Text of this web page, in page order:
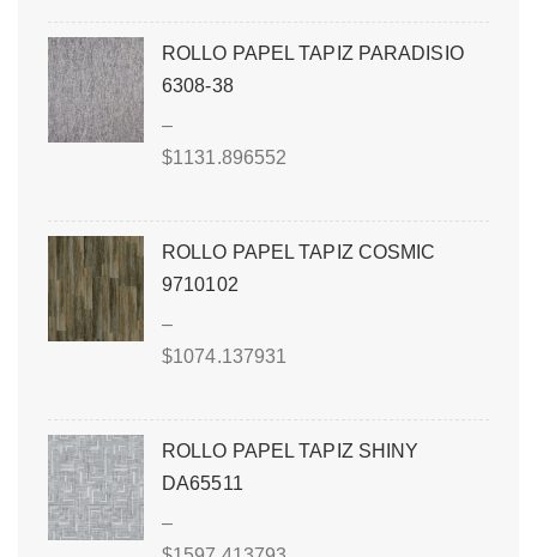
ROLLO PAPEL TAPIZ PARADISIO
6308-38
–
$1131.896552
ROLLO PAPEL TAPIZ COSMIC
9710102
–
$1074.137931
ROLLO PAPEL TAPIZ SHINY
DA65511
–